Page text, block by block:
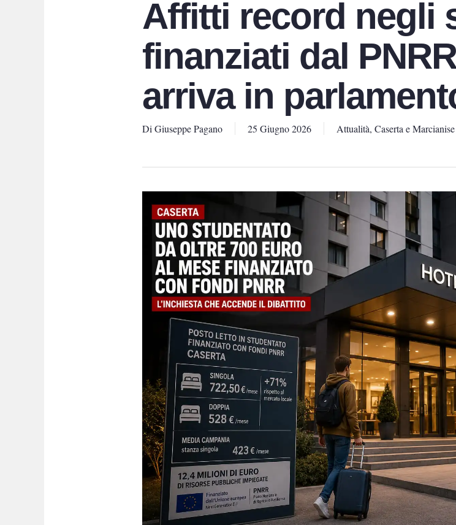
Affitti record negli
finanziati dal
arriva in
Di Giuseppe Pagano 25 Giugno 2026 Attualità, Caserta e Marcianise